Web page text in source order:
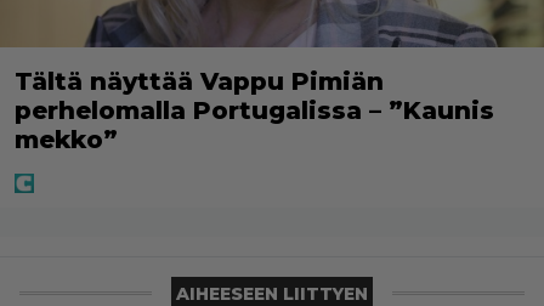
Tältä näyttää Vappu Pimiän
perhelomalla Portugalissa – ”Kaunis
mekko”
AIHEESEEN LIITTYEN